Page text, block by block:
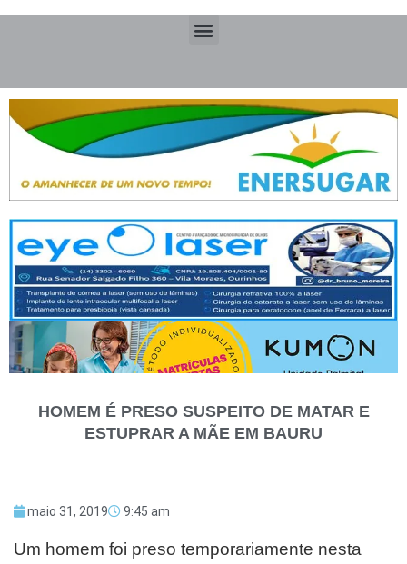
HOMEM É PRESO SUSPEITO DE MATAR E
ESTUPRAR A MÃE EM BAURU
maio 31, 2019 9:45 am
Um homem foi preso temporariamente nesta